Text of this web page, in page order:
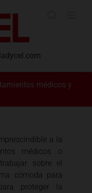
médicos y
a la
médicos o
sobre el
cómoda para
proteger la